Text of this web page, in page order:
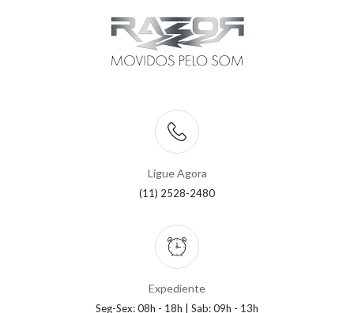
Ligue Agora
(11) 2528-2480
Expediente
Seg-Sex: 08h - 18h | Sab: 09h - 13h